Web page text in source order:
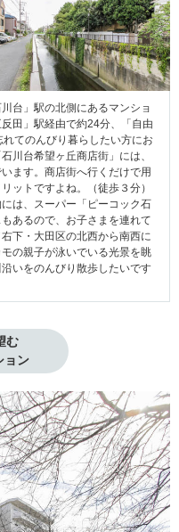
台」駅の北側にあるマンショ
田」駅経由で約24分、「自由
てのんびり暮らしたい方にお
川台希望ヶ丘商店街」には、
ます。商店街へ行くだけで用
ットですよね。（徒歩３分）
は、スーパー「ピーコック石
あるので、お子さまを連れて
下・大田区の北西から南西に
の親子が泳いでいる光景を眺
いをのんびり散歩したいです
ョン